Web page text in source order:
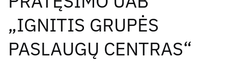
„IGNITIS GRUPĖS
PASLAUGŲ CENTRAS“